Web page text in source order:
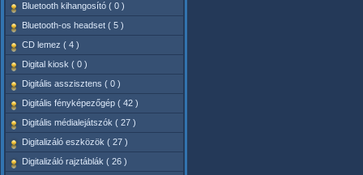
Bluetooth kihangosító ( 0 )
Bluetooth-os headset ( 5 )
CD lemez ( 4 )
Digital kiosk ( 0 )
Digitális asszisztens ( 0 )
Digitális fényképezőgép ( 42 )
Digitális médialejátszók ( 27 )
Digitalizáló eszközök ( 27 )
Digitalizáló rajztáblák ( 26 )